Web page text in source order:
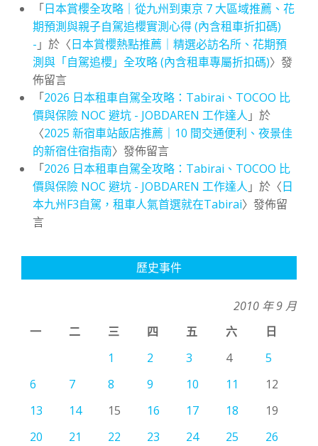
「日本賞櫻全攻略｜從九州到東京 7 大區域推薦、花
期預測與親子自駕追櫻實測心得 (內含租車折扣碼)
- 」於〈日本賞櫻熱點推薦｜精選必訪名所、花期預
測與「自駕追櫻」全攻略 (內含租車專屬折扣碼)〉發
佈留言
「2026 日本租車自駕全攻略：Tabirai、TOCOO 比
價與保險 NOC 避坑 - JOBDAREN 工作達人 」於
〈2025 新宿車站飯店推薦｜10 間交通便利、夜景佳
的新宿住宿指南〉發佈留言
「2026 日本租車自駕全攻略：Tabirai、TOCOO 比
價與保險 NOC 避坑 - JOBDAREN 工作達人 」於〈日
本九州F3自駕，租車人氣首選就在Tabirai〉發佈留
言
歷史事件
2010 年 9 月
一
二 三 四 五 六
日
1
2 3 4
5
6
7 8 9 10 11
12
13
14 15 16 17 18
19
20
21 22 23 24 25
26